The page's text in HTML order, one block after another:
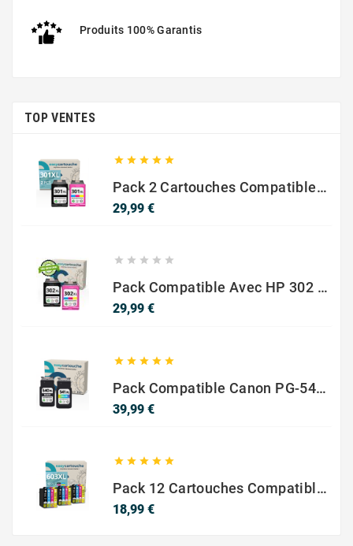
Produits 100% Garantis
TOP VENTES
    
Pack 2 Cartouches Compatible Avec HP 301 XL Noir Et Couleur
29,99 €Prix
    
Pack Compatible Avec HP 302 XL Noir Et Couleur - SANS NIVEAU ENCRE
29,99 €Prix
    
Pack Compatible Canon PG-540 XL / CL-541 XL – Noir & Couleur – Haute Capacité
39,99 €Prix
    
Pack 12 Cartouches Compatible EPSON 603XL
18,99 €Prix